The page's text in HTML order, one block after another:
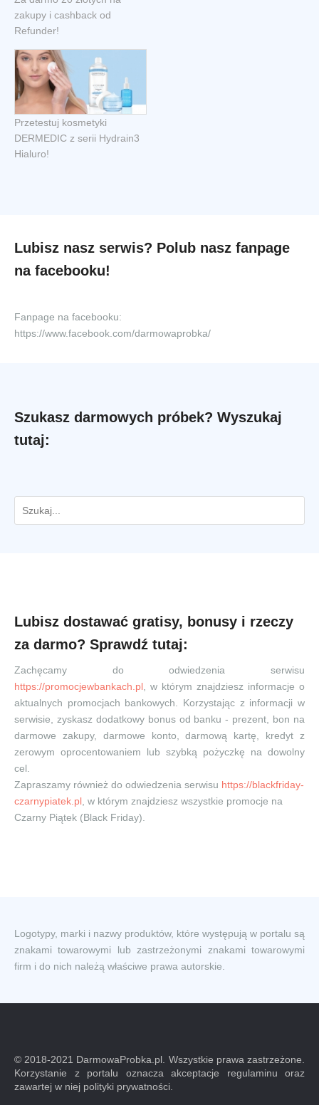
zakupy i cashback od
Refunder!
Przetestuj kosmetyki
DERMEDIC z serii Hydrain3
Hialuro!
Lubisz nasz serwis? Polub nasz fanpage
na facebooku!
Fanpage na facebooku:
https://www.facebook.com/darmowaprobka/
Szukasz darmowych próbek? Wyszukaj
tutaj:
Lubisz dostawać gratisy, bonusy i rzeczy
za darmo? Sprawdź tutaj:
Zachęcamy do odwiedzenia serwisu
https://promocjewbankach.pl , w którym znajdziesz informacje o
aktualnych promocjach bankowych. Korzystając z informacji w
serwisie, zyskasz dodatkowy bonus od banku - prezent, bon na
darmowe zakupy, darmowe konto, darmową kartę, kredyt z
zerowym oprocentowaniem lub szybką pożyczkę na dowolny
cel.
Zapraszamy również do odwiedzenia serwisu https://blackfriday-
czarnypiatek.pl , w którym znajdziesz wszystkie promocje na
Czarny Piątek (Black Friday).
Logotypy, marki i nazwy produktów, które występują w portalu są
znakami towarowymi lub zastrzeżonymi znakami towarowymi
firm i do nich należą właściwe prawa autorskie.
© 2018-2021 DarmowaProbka.pl. Wszystkie prawa zastrzeżone.
Korzystanie z portalu oznacza akceptacje regulaminu oraz
zawartej w niej polityki prywatności.